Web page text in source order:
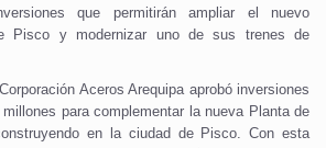
que permitirán ampliar el nuevo
Pisco y modernizar uno de sus trenes de
Aceros Arequipa aprobó inversiones
para complementar la nueva Planta de
en la ciudad de Pisco. Con esta